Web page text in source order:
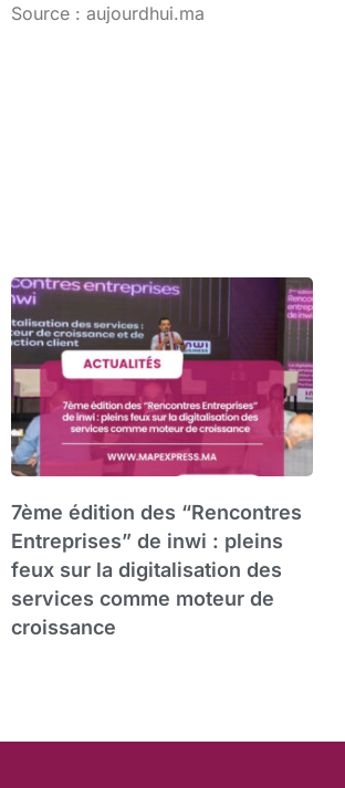
Source : aujourdhui.ma
7ème édition des “Rencontres
Entreprises” de inwi : pleins
feux sur la digitalisation des
services comme moteur de
croissance